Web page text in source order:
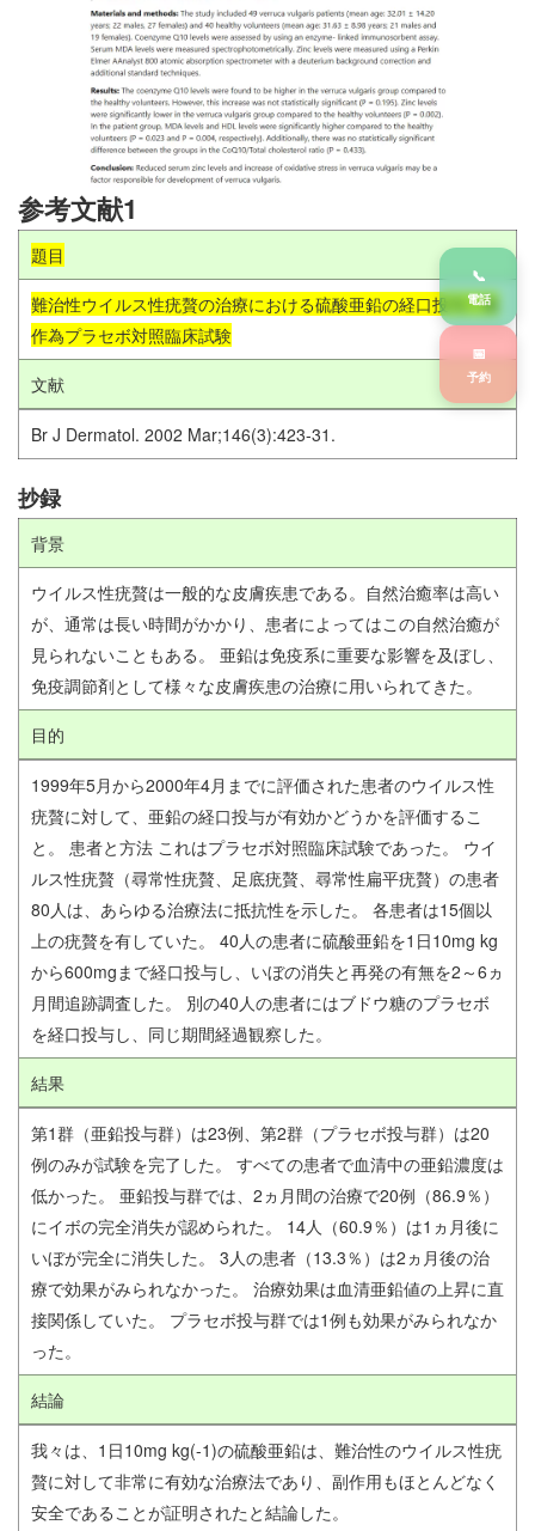
参考文献1
題目
難治性ウイルス性疣贅の治療における硫酸亜鉛の経口投与：無
作為プラセボ対照臨床試験
文献
Br J Dermatol. 2002 Mar;146(3):423-31.
抄録
背景
ウイルス性疣贅は一般的な皮膚疾患である。自然治癒率は高い
が、通常は長い時間がかかり、患者によってはこの自然治癒が
見られないこともある。 亜鉛は免疫系に重要な影響を及ぼし、
免疫調節剤として様々な皮膚疾患の治療に用いられてきた。
目的
1999年5月から2000年4月までに評価された患者のウイルス性
疣贅に対して、亜鉛の経口投与が有効かどうかを評価するこ
と。 患者と方法 これはプラセボ対照臨床試験であった。 ウイ
ルス性疣贅（尋常性疣贅、足底疣贅、尋常性扁平疣贅）の患者
80人は、あらゆる治療法に抵抗性を示した。 各患者は15個以
上の疣贅を有していた。 40人の患者に硫酸亜鉛を1日10mg kg
から600mgまで経口投与し、いぼの消失と再発の有無を2～6ヵ
月間追跡調査した。 別の40人の患者にはブドウ糖のプラセボ
を経口投与し、同じ期間経過観察した。
結果
第1群（亜鉛投与群）は23例、第2群（プラセボ投与群）は20
例のみが試験を完了した。 すべての患者で血清中の亜鉛濃度は
低かった。 亜鉛投与群では、2ヵ月間の治療で20例（86.9％）
にイボの完全消失が認められた。 14人（60.9％）は1ヵ月後に
いぼが完全に消失した。 3人の患者（13.3％）は2ヵ月後の治
療で効果がみられなかった。 治療効果は血清亜鉛値の上昇に直
接関係していた。 プラセボ投与群では1例も効果がみられなか
った。
結論
我々は、1日10mg kg(-1)の硫酸亜鉛は、難治性のウイルス性疣
贅に対して非常に有効な治療法であり、副作用もほとんどなく
安全であることが証明されたと結論した。
📞
電話
📅
予約